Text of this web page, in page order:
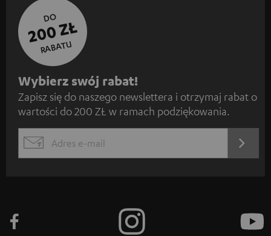
DO
200 ZŁ
RABATU
Z
a
p
s
ę
Wybierz swój rabat!
Zapisz się do naszego newslettera i otrzymaj rabat o
wartości do 200 ZŁ w ramach podziękowania.
EMAIL